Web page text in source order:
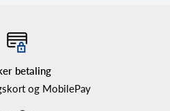
betaling
og MobilePay